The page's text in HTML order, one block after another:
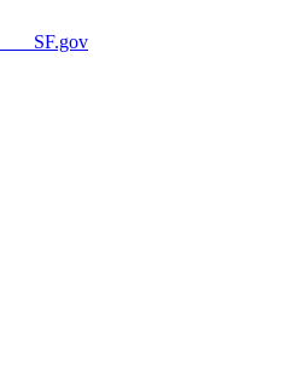
SF.gov